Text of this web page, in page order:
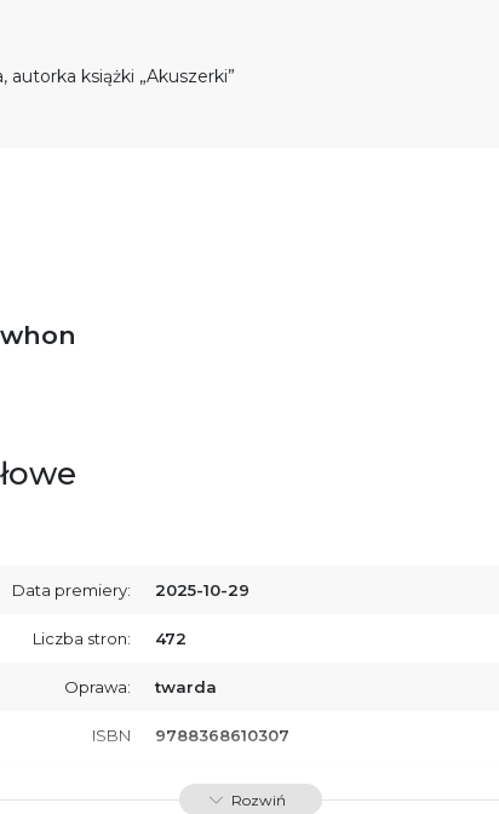
autorka książki „Akuszerki”
Data premiery: 2025-10-29
Liczba stron: 472
Oprawa: twarda
ISBN 9788368610307
K801031
Rozwiń